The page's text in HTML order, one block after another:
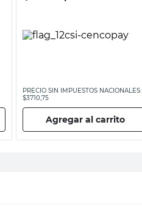
PRECIO SIN IMPUESTOS NACIONALES:
$3710,75
Agregar al carrito